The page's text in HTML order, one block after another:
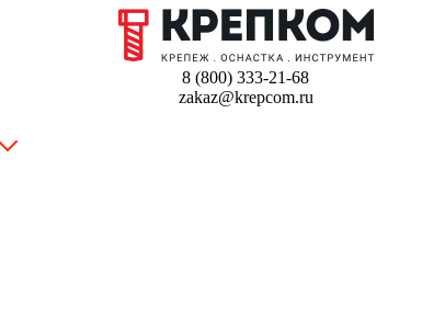
8 (800) 333-21-68
zakaz@krepcom.ru